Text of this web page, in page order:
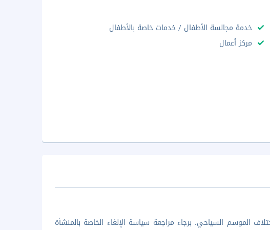
خدمة مجالسة الأطفال / خدمات خاصة بالأطفال
مركز أعمال
الموسم السياحي. برجاء مراجعة سياسة الإلغاء الخاصة بالمنشأة